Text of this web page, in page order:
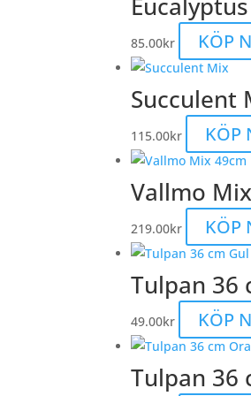
85.00kr KÖP
Succulent
115.00kr KÖP
Vallmo
219.00kr KÖP
Tulpan 36
49.00kr KÖP
Tulpan 36